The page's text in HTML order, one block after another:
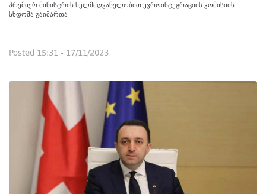
პრემიერ-მინისტრის ხელმძღვანელობით ევროინტეგრაციის კომისიის
სხდომა გაიმართა
Posted 15:31 - 17/11/2023